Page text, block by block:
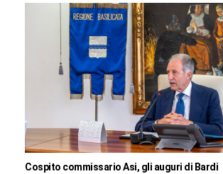
Cospito commissario Asi, gli auguri di Bardi